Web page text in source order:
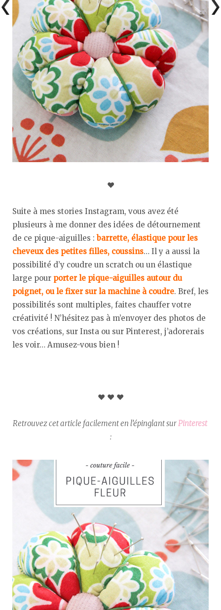
♥︎
Suite à mes stories Instagram, vous avez été
plusieurs à me donner des idées de détournement
de ce pique-aiguilles : barrette, élastique pour les
cheveux des petites filles, coussins… Il y a aussi la
possibilité d’y coudre un scratch ou un élastique
large pour porter le pique-aiguilles autour du
poignet, ou le fixer sur la machine à coudre. Bref, les
possibilités sont multiples, faites chauffer votre
créativité ! N’hésitez pas à m’envoyer des photos de
vos créations, sur Insta ou sur Pinterest, j’adorerais
les voir… Amusez-vous bien !
♥︎ ♥︎ ♥︎
Retrouvez cet article facilement en l’épinglant surPinterest
: